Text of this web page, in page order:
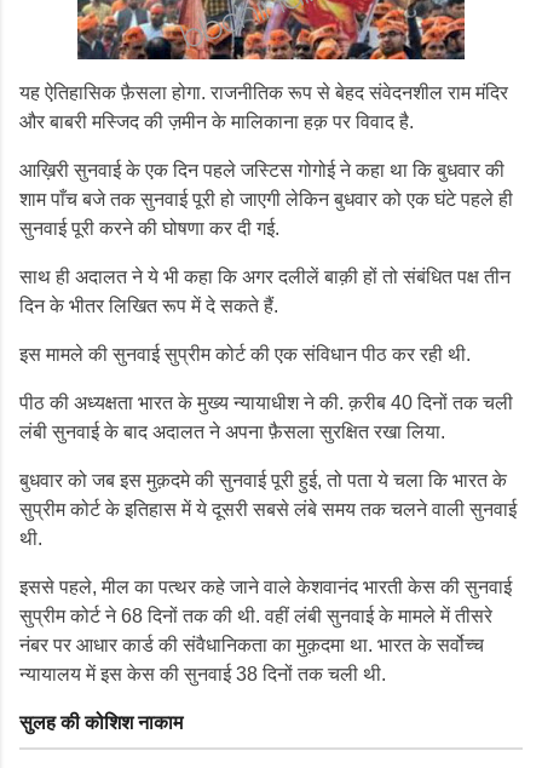
यह ऐतिहासिक फ़ैसला होगा. राजनीतिक रूप से बेहद संवेदनशील राम मंदिर
और बाबरी मस्जिद की ज़मीन के मालिकाना हक़ पर विवाद है.
आख़िरी सुनवाई के एक दिन पहले जस्टिस गोगोई ने कहा था कि बुधवार की
शाम पाँच बजे तक सुनवाई पूरी हो जाएगी लेकिन बुधवार को एक घंटे पहले ही
सुनवाई पूरी करने की घोषणा कर दी गई.
साथ ही अदालत ने ये भी कहा कि अगर दलीलें बाक़ी हों तो संबंधित पक्ष तीन
दिन के भीतर लिखित रूप में दे सकते हैं.
इस मामले की सुनवाई सुप्रीम कोर्ट की एक संविधान पीठ कर रही थी.
पीठ की अध्यक्षता भारत के मुख्य न्यायाधीश ने की. क़रीब 40 दिनों तक चली
लंबी सुनवाई के बाद अदालत ने अपना फ़ैसला सुरक्षित रखा लिया.
बुधवार को जब इस मुक़दमे की सुनवाई पूरी हुई, तो पता ये चला कि भारत के
सुप्रीम कोर्ट के इतिहास में ये दूसरी सबसे लंबे समय तक चलने वाली सुनवाई
थी.
इससे पहले, मील का पत्थर कहे जाने वाले केशवानंद भारती केस की सुनवाई
सुप्रीम कोर्ट ने 68 दिनों तक की थी. वहीं लंबी सुनवाई के मामले में तीसरे
नंबर पर आधार कार्ड की संवैधानिकता का मुक़दमा था. भारत के सर्वोच्च
न्यायालय में इस केस की सुनवाई 38 दिनों तक चली थी.
सुलह की कोशिश नाकाम